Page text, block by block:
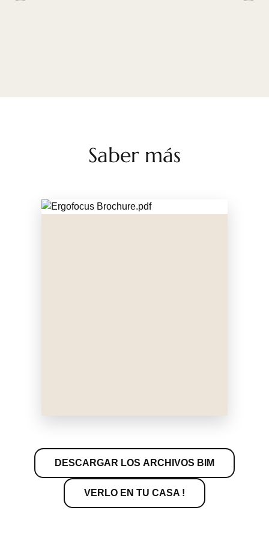
Saber más
DESCARGAR LOS ARCHIVOS BIM
VERLO EN TU CASA !